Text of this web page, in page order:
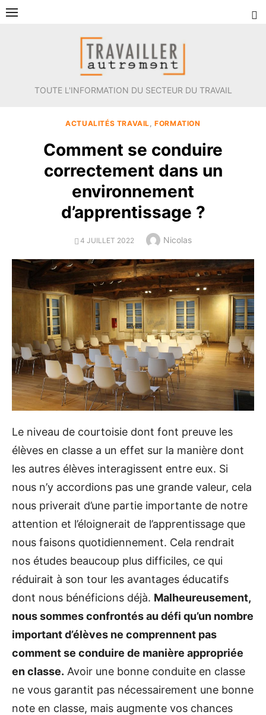
Aller
TOUTE L'INFORMATION DU SECTEUR DU TRAVAIL
ACTUALITÉS TRAVAIL ,FORMATION
Comment se conduire
correctement dans un
environnement
d’apprentissage ?
POSTED
4 JUILLET 2022 Author
Nicolas
Le niveau de courtoisie dont font preuve les
élèves en classe a un effet sur la manière dont
les autres élèves interagissent entre eux. Si
nous n’y accordions pas une grande valeur, cela
nous priverait d’une partie importante de notre
attention et l’éloignerait de l’apprentissage que
nous faisons quotidiennement. Cela rendrait
nos études beaucoup plus difficiles, ce qui
réduirait à son tour les avantages éducatifs
dont nous bénéficions déjà. Malheureusement,
nous sommes confrontés au défi qu’un nombre
important d’élèves ne comprennent pas
comment se conduire de manière appropriée
en classe. Avoir une bonne conduite en classe
ne vous garantit pas nécessairement une bonne
note en classe, mais augmente vos chances